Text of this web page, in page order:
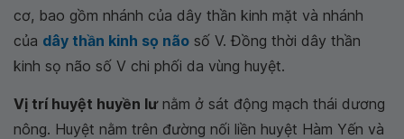
cơ, bao gồm nhánh của dây thần kinh mặt và nhánh
của dây thần kinh sọ não số V. Đồng thời dây thần
kinh sọ não số V chi phối da vùng huyệt.
Vị trí huyệt huyền lưnằm ở sát động mạch thái dương
nông. Huyệt nằm trên đường nối liền huyệt Hàm Yến và